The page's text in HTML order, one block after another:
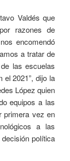
Valdés que
razones de
encomendó
a tratar de
las escuelas
2021”, dijo la
López quien
equipos a las
primera vez en
a las
política